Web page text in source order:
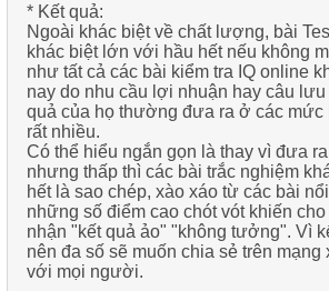
* Kết quả:
Ngoài khác biệt về chất lượng, bài
khác biệt lớn với hầu hết nếu không
như tất cả các bài kiểm tra IQ online
nay do nhu cầu lợi nhuận hay câu
quả của họ thường đưa ra ở các mức
rất nhiều.
Có thể hiểu ngắn gọn là thay vì đưa
nhưng thấp thì các bài trắc nghiệm
hết là sao chép, xào xáo từ các bài
những số điểm cao chót vót khiến
nhận "kết quả ảo" "không tưởng". Vì
nên đa số sẽ muốn chia sẻ trên
với mọi người.